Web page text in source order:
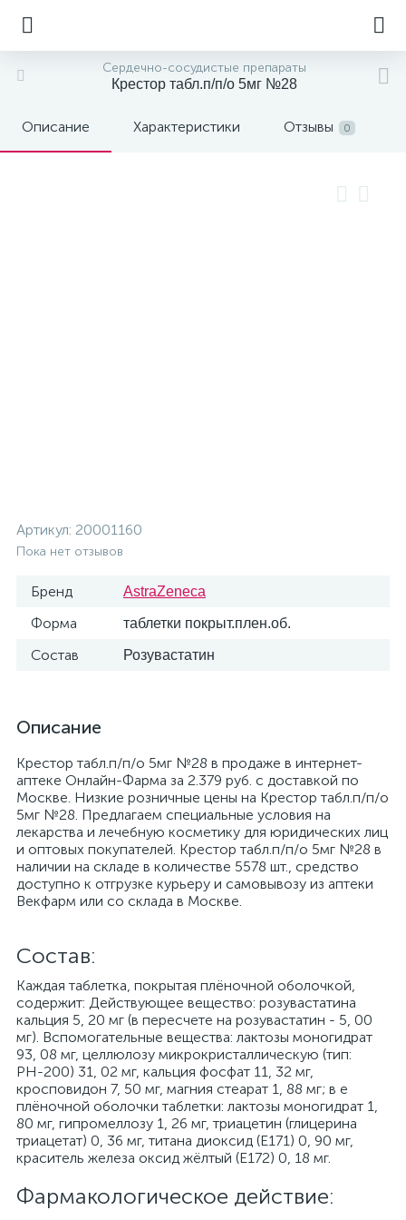
Сердечно-сосудистые препараты
Крестор табл.п/п/о 5мг №28
Описание Характеристики Отзывы 0
Артикул: 20001160
Пока нет отзывов
Бренд AstraZeneca
Форма таблетки покрыт.плен.об.
Состав Розувастатин
Описание
Крестор табл.п/п/о 5мг №28 в продаже в интернет-
аптеке Онлайн-Фарма за 2.379 руб. с доставкой по
Москве. Низкие розничные цены на Крестор табл.п/п/о
5мг №28. Предлагаем специальные условия на
лекарства и лечебную косметику для юридических лиц
и оптовых покупателей. Крестор табл.п/п/о 5мг №28 в
наличии на складе в количестве 5578 шт., средство
доступно к отгрузке курьеру и самовывозу из аптеки
Векфарм или со склада в Москве.
Cостав:
Каждая таблетка, покрытая плёночной оболочкой,
содержит: Действующее вещество: розувастатина
кальция 5, 20 мг (в пересчете на розувастатин - 5, 00
мг). Вспомогательные вещества: лактозы моногидрат
93, 08 мг, целлюлозу микрокристаллическую (тип:
РН-200) 31, 02 мг, кальция фосфат 11, 32 мг,
кросповидон 7, 50 мг, магния стеарат 1, 88 мг; в е
плёночной оболочки таблетки: лактозы моногидрат 1,
80 мг, гипромеллозу 1, 26 мг, триацетин (глицерина
триацетат) 0, 36 мг, титана диоксид (Е171) 0, 90 мг,
краситель железа оксид жёлтый (Е172) 0, 18 мг.
Фармакологическое действие: